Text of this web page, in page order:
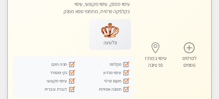
לפרטים
נוספים
עיסוי במרכז
נס ציונה
עיסוי מפנק, עיסוי מקצועי, עיסוי
בקלניקה פרטית, מתחמי ספא מפנק
פלטינה
מקלחת
חניה חינם
עיסוי מרגיע
נקי ומסודר
מקום פרטי
עיסוי מקצועי
תמונה אמיתית
דוברת עיברית